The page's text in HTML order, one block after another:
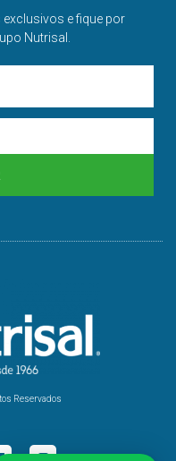
e fique por
Nutrisal.
Reservados